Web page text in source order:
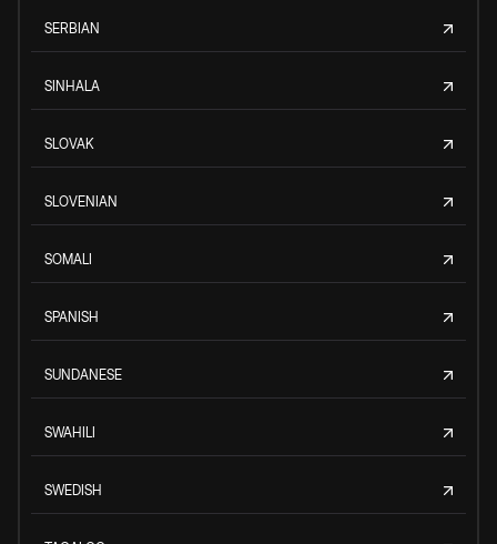
SERBIAN
SINHALA
SLOVAK
SLOVENIAN
SOMALI
SPANISH
SUNDANESE
SWAHILI
SWEDISH